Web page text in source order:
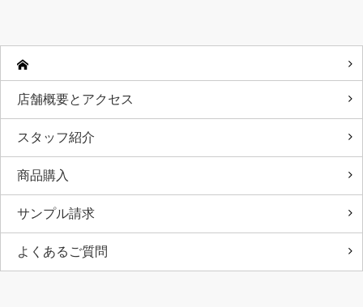
店舗概要とアクセス
スタッフ紹介
商品購入
サンプル請求
よくあるご質問